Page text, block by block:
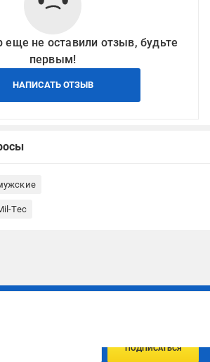
еще не оставили отзыв, будьте
первым!
НАПИСАТЬ ОТЗЫВ
Tec
ПОДПИСАТЬСЯ